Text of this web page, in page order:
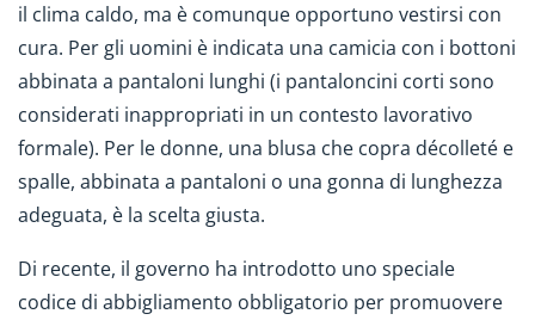
il clima caldo, ma è comunque opportuno vestirsi con
cura. Per gli uomini è indicata una camicia con i bottoni
abbinata a pantaloni lunghi (i pantaloncini corti sono
considerati inappropriati in un contesto lavorativo
formale). Per le donne, una blusa che copra décolleté e
spalle, abbinata a pantaloni o una gonna di lunghezza
adeguata, è la scelta giusta.
Di recente, il governo ha introdotto uno speciale
codice di abbigliamento obbligatorio per promuovere